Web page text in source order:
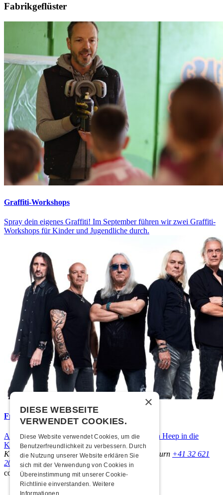
Fabrikgeflüster
Graffiti-Workshops
Spray dein eigenes Graffiti! Im September führen wir zwei Graffiti-
Workshops für Kinder und Jugendliche durch.
Frisch bestätigt: Uriah Heep
Am Sonntag, 15. November 2026 kommen Uriah Heep in die
Kulturfabrik Kofmehl!
Kulturfabrik Kofmehl Kofmehlweg 1 4502 Solothurn +41 32 621
20 60 Nutzungsbedingungen
coded by
×
DIESE WEBSEITE
VERWENDET COOKIES.
Diese Website verwendet Cookies, um die
Benutzerfreundlichkeit zu verbessern. Durch
die Nutzung unserer Website erklären Sie
sich mit der Verwendung von Cookies in
Übereinstimmung mit unserer Cookie-
Richtlinie einverstanden. Weitere
Informationen